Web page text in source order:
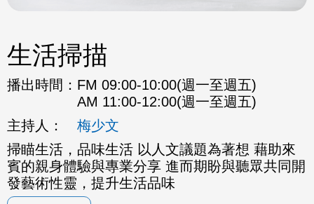
生活掃描
播出時間： FM 09:00-10:00(週一至週五)
AM 11:00-12:00(週一至週五)
主持人：
梅少文
掃瞄生活，品味生活 以人文議題為著想 藉助來
賓的親身體驗與專業分享 進而期盼與聽眾共同開
發藝術性靈，提升生活品味